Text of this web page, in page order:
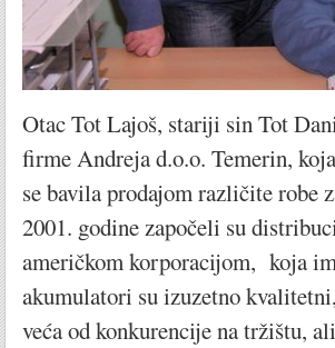
Otac Tot Lajoš, stariji sin Tot
firme Andreja d.o.o. Temerin,
se bavila prodajom različite
2001. godine započeli su
američkom korporacijom, koja
akumulatori su izuzetno
veća od konkurencije na tržištu,